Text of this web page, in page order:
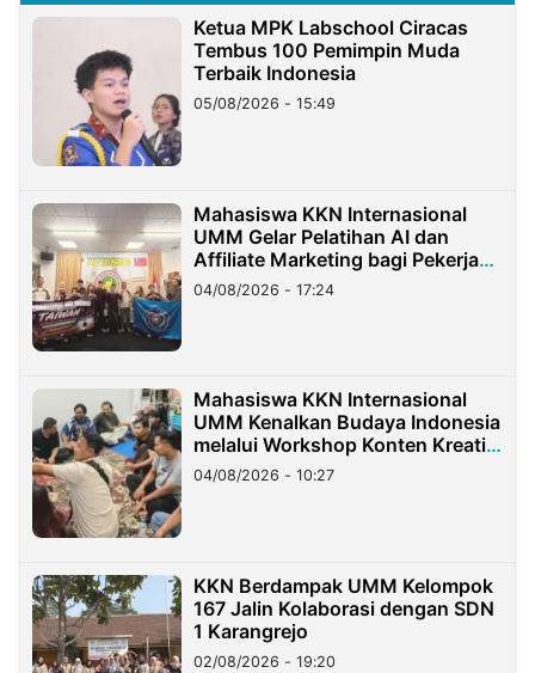
Ketua MPK Labschool Ciracas
Tembus 100 Pemimpin Muda
Terbaik Indonesia
05/08/2026 - 15:49
Mahasiswa KKN Internasional
UMM Gelar Pelatihan AI dan
Affiliate Marketing bagi Pekerja
Migran Indonesia di Taiwan
04/08/2026 - 17:24
Mahasiswa KKN Internasional
UMM Kenalkan Budaya Indonesia
melalui Workshop Konten Kreatif
di Taiwan
04/08/2026 - 10:27
KKN Berdampak UMM Kelompok
167 Jalin Kolaborasi dengan SDN
1 Karangrejo
02/08/2026 - 19:20